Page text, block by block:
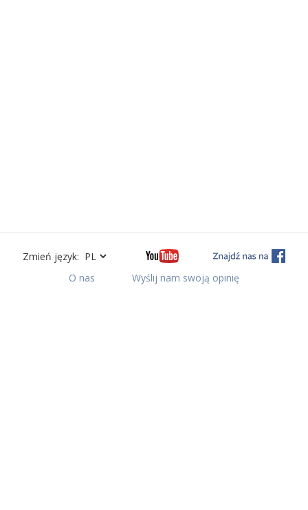
Zmień język:
O nas
Wyślij nam swoją opinię